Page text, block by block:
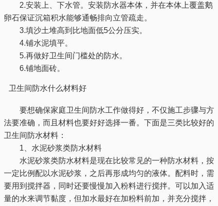
2.安装上、下水管。安装防水器本体，并在本体上覆盖鹅
卵石保证沉箱积水能够通畅排向立管疏走。
3.填沙土堆高到比地面低5公分压实。
4.铺水泥填平。
5.再做好卫生间门槛处的防水。
6.铺地面砖。
卫生间防水什么材料好
要想确保家庭卫生间防水工作做得好，不仅施工步骤与方
法要准确，而且材料也要好好选择一番。下面是三类比较好的
卫生间防水材料：
1、水泥砂浆类防水材料
水泥砂浆类防水材料是现在比较常见的一种防水材料，按
一定比例配以水泥砂浆，之后再形成均匀的液体。配料时，需
要用到搅拌器，同时还要慢慢加入粉料进行搅拌。可以加入适
量的水来调节黏度，但加水最好在加粉料前加，并充分搅拌，